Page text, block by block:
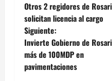
a
v
e
Otros 2 regidores de
solicitan licencia al cargo
Siguiente:
Invierte Gobierno de
más de 100MDP en
pavimentaciones